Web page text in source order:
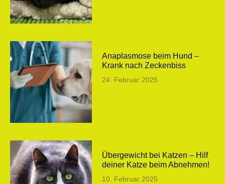
Anaplasmose beim Hund –
Krank nach Zeckenbiss
24. Februar 2025
Übergewicht bei Katzen – Hilf
deiner Katze beim Abnehmen!
10. Februar 2025